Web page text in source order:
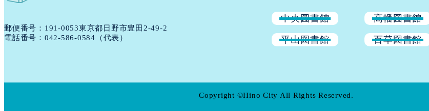
郵便番号：191​-​0053東京都日野市豊田2-49-2
電話番号： 042-586-0584 （代表）
中央図書館 高幡図書館
平山図書館 百草図書館
Copyright ©Hino City All Rights Reserved.